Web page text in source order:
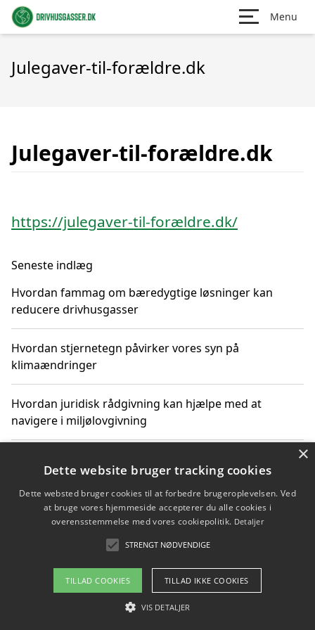
Menu
Julegaver-til-forældre.dk
Julegaver-til-forældre.dk
https://julegaver-til-forældre.dk/
Seneste indlæg
Hvordan fammag om bæredygtige løsninger kan
reducere drivhusgasser
Hvordan stjernetegn påvirker vores syn på
klimaændringer
Hvordan juridisk rådgivning kan hjælpe med at
navigere i miljølovgivning
Hvordan spil og underholdning online kan inspirere til
bæredygtige valg
Køb produkter i danske webshops for at spare på
transport og nedbringe CO2-udledning
Copyright 2026 - Pilanto Aps
Om / kontakt
×
Dette website bruger tracking cookies
Dette websted bruger cookies til at forbedre brugeroplevelsen. Ved
at bruge vores hjemmeside accepterer du alle cookies i
overensstemmelse med vores cookiepolitik. Detaljer
STRENGT NØDVENDIGE
TILLAD COOKIES TILLAD IKKE COOKIES
VIS DETALJER